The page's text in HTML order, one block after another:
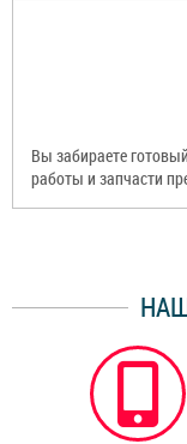
Вы забираете
работы и запчасти